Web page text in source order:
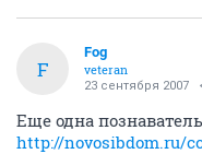
F
Fоg
veteran
23 сентября 2007
Еще одна
http://novosibdom.ru/